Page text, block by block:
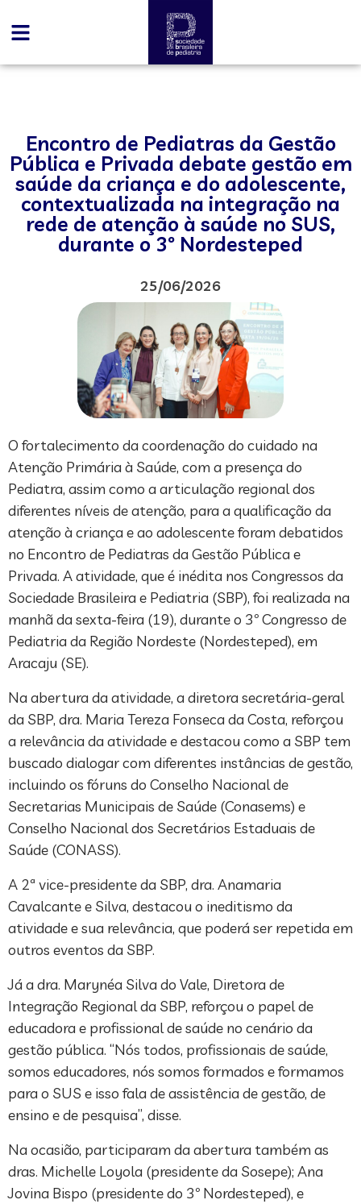
Encontro de Pediatras da Gestão
Pública e Privada debate gestão em
saúde da criança e do adolescente,
contextualizada na integração na
rede de atenção à saúde no SUS,
durante o 3º Nordesteped
25/06/2026
O fortalecimento da coordenação do cuidado na
Atenção Primária à Saúde, com a presença do
Pediatra, assim como a articulação regional dos
diferentes níveis de atenção, para a qualificação da
atenção à criança e ao adolescente foram debatidos
no Encontro de Pediatras da Gestão Pública e
Privada. A atividade, que é inédita nos Congressos da
Sociedade Brasileira e Pediatria (SBP), foi realizada na
manhã da sexta-feira (19), durante o 3º Congresso de
Pediatria da Região Nordeste (Nordesteped), em
Aracaju (SE).
Na abertura da atividade, a diretora secretária-geral
da SBP, dra. Maria Tereza Fonseca da Costa, reforçou
a relevância da atividade e destacou como a SBP tem
buscado dialogar com diferentes instâncias de gestão,
incluindo os fóruns do Conselho Nacional de
Secretarias Municipais de Saúde (Conasems) e
Conselho Nacional dos Secretários Estaduais de
Saúde (CONASS).
A 2ª vice-presidente da SBP, dra. Anamaria
Cavalcante e Silva, destacou o ineditismo da
atividade e sua relevância, que poderá ser repetida em
outros eventos da SBP.
Já a dra. Marynéa Silva do Vale, Diretora de
Integração Regional da SBP, reforçou o papel de
educadora e profissional de saúde no cenário da
gestão pública. “Nós todos, profissionais de saúde,
somos educadores, nós somos formados e formamos
para o SUS e isso fala de assistência de gestão, de
ensino e de pesquisa”, disse.
Na ocasião, participaram da abertura também as
dras. Michelle Loyola (presidente da Sosepe); Ana
Jovina Bispo (presidente do 3º Nordesteped), e